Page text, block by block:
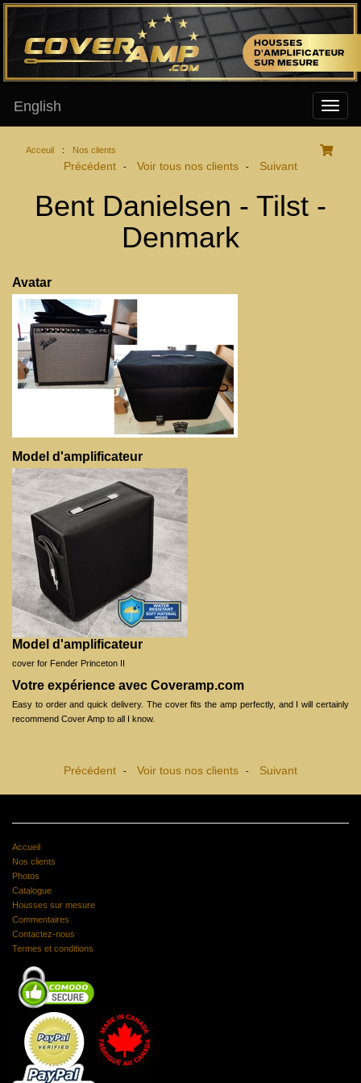
English
Acceuil : Nos clients
Précédent - Voir tous nos clients - Suivant
Bent Danielsen - Tilst -
Denmark
Avatar
Model d'amplificateur
Model d'amplificateur
cover for Fender Princeton II
Votre expérience avec Coveramp.com
Easy to order and quick delivery. The cover fits the amp perfectly, and I will certainly
recommend Cover Amp to all I know.
Précédent - Voir tous nos clients - Suivant
Accueil
Nos clients
Photos
Catalogue
Housses sur mesure
Commentaires
Contactez-nous
Termes et conditions